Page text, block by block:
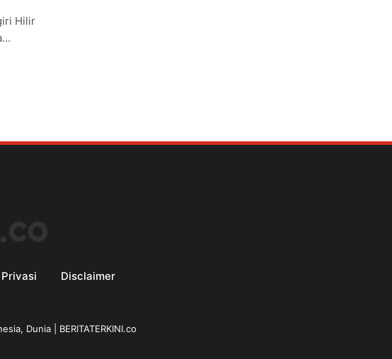
Hilir
Disclaimer
Dunia | BERITATERKINI.co